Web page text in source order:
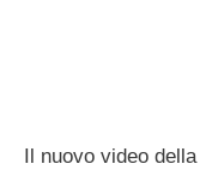
Il nuovo video